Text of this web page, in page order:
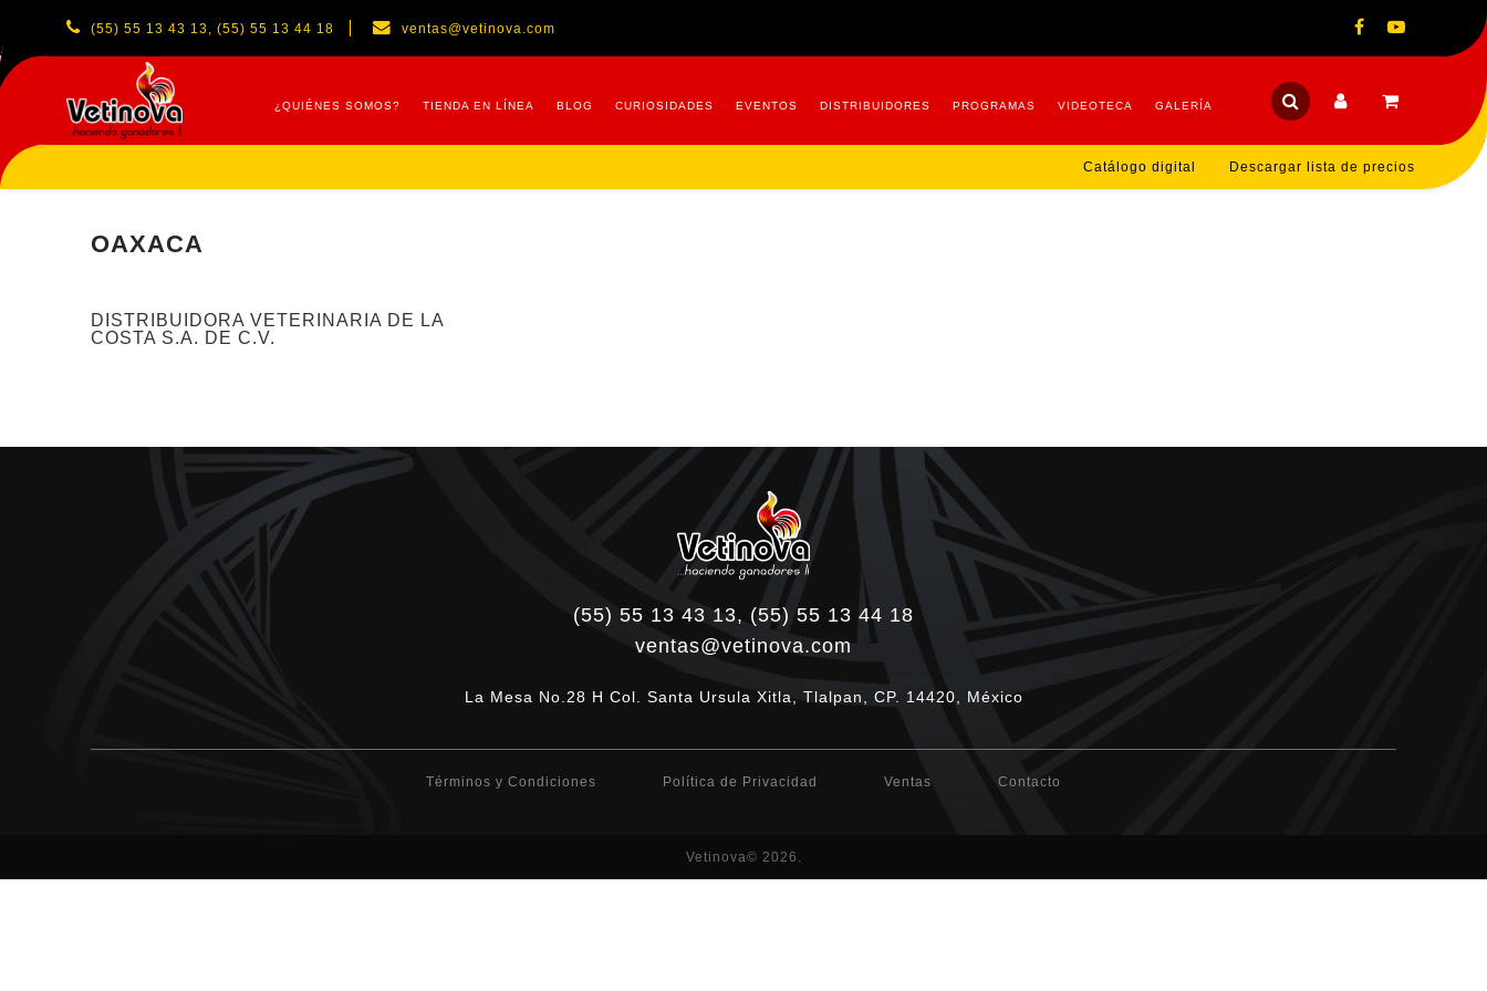
(55) 55 13 43 13, (55) 55 13 44 18 ventas@vetinova.com
¿QUIÉNES SOMOS? TIENDA EN LÍNEA BLOG CURIOSIDADES EVENTOS DISTRIBUIDORES PROGRAMAS VIDEOTECA GALERÍA
Catálogo digital Descargar lista de precios
OAXACA
DISTRIBUIDORA VETERINARIA DE LA
COSTA S.A. DE C.V.
(55) 55 13 43 13, (55) 55 13 44 18
ventas@vetinova.com
La Mesa No.28 H Col. Santa Ursula Xitla, Tlalpan, CP. 14420, México
Términos y Condiciones Política de Privacidad Ventas Contacto
Vetinova© 2026.